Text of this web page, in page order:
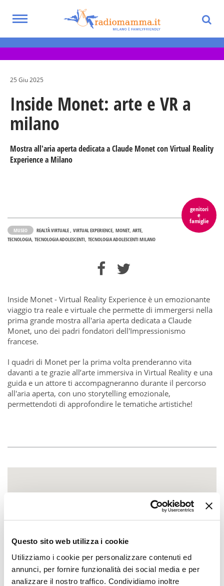
Questo sito web utilizza i cookie
Utilizziamo i cookie per personalizzare contenuti ed
annunci, per fornire funzionalità dei social media e per
analizzare il nostro traffico. Condividiamo inoltre
main
Toggle
Eventi per bambini, ragazzi e adolescenti
nella Città Metropolitana di Milano
25 Giu 2025
Inside Monet: arte e VR a
milano
Mostra all'aria aperta dedicata a Claude Monet con Virtual Reality
Experience a Milano
genitori
e
famiglie
MUSEO REALTÀ VIRTUALE VIRTUAL EXPERIENCE MONET ARTE
TECNOLOGIA TECNOLOGIA ADOLESCENTI TECNOLOGIA ADOLESCENTI MILANO
Inside Monet - Virtual Reality Experience è un emozionante
viaggio tra reale e virtuale che permette di immergersi nella
prima grande mostra all'aria aperta dedicata a Claude
Monet, uno dei padri fondatori dell'Impressionismo
francese.
I quadri di Monet per la prima volta prenderanno vita
davanti a te grazie all’arte immersiva in Virtual Reality e una
guida e un attore ti accompagneranno durante il percorso
all'aria aperta, con uno storytelling emozionale,
permettendoti di approfondire le tematiche artistiche!